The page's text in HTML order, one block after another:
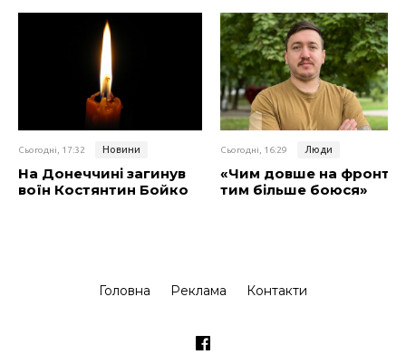
Сьогодні, 17:32 Новини
На Донеччині загинув
воїн Костянтин Бойко
Сьогодні, 16:29 Люди
«Чим довше на фронті,
тим більше боюся»
Головна Реклама Контакти